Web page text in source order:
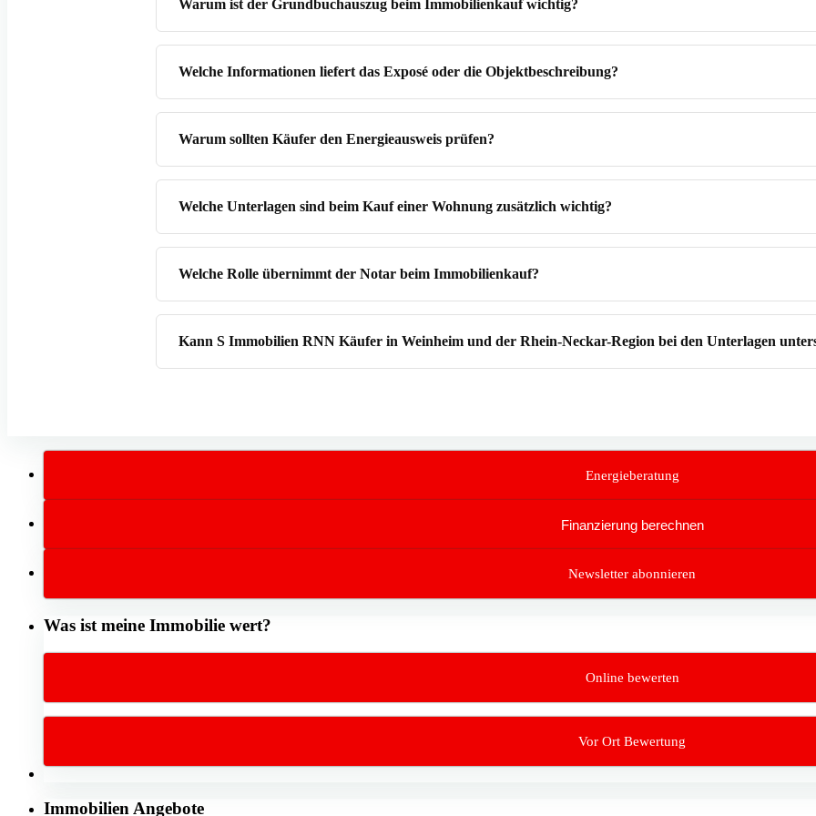
Warum ist der Grundbuchauszug beim Immobilienkauf wichtig?
Welche Informationen liefert das Exposé oder die Objektbeschreibung?
Warum sollten Käufer den Energieausweis prüfen?
Welche Unterlagen sind beim Kauf einer Wohnung zusätzlich wichtig?
Welche Rolle übernimmt der Notar beim Immobilienkauf?
Kann S Immobilien RNN Käufer in Weinheim und der Rhein-Neckar-Region bei den Unterlagen
Energieberatung
Finanzierung berechnen
Newsletter abonnieren
Was ist meine Immobilie wert?
Online bewerten
Vor Ort Bewertung
Immobilien Angebote